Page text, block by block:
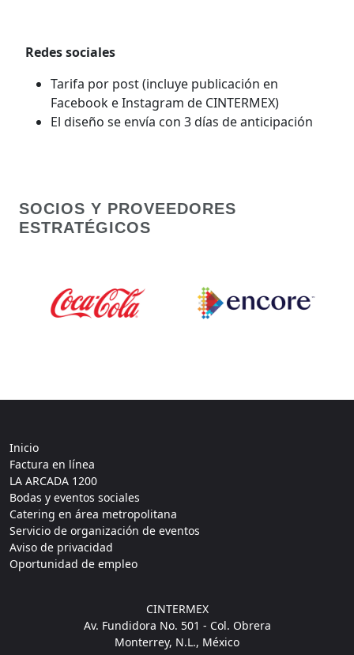
Redes sociales
Tarifa por post (incluye publicación en
Facebook e Instagram de CINTERMEX)
El diseño se envía con 3 días de anticipación
SOCIOS Y PROVEEDORES
ESTRATÉGICOS
Inicio
Factura en línea
LA ARCADA 1200
Bodas y eventos sociales
Catering en área metropolitana
Servicio de organización de eventos
Aviso de privacidad
Oportunidad de empleo
CINTERMEX
Av. Fundidora No. 501 - Col. Obrera
Monterrey, N.L., México